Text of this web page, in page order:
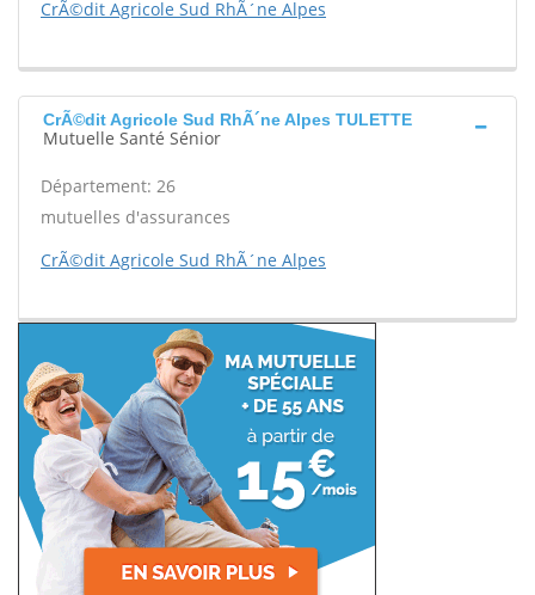
CrÃ©dit Agricole Sud RhÃ´ne Alpes
CrÃ©dit Agricole Sud RhÃ´ne Alpes TULETTE
Mutuelle Santé Sénior
Département: 26
mutuelles d'assurances
CrÃ©dit Agricole Sud RhÃ´ne Alpes